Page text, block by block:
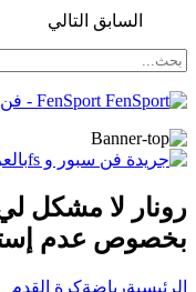
السابق التالي
FenSport - فن و رياضة و مجتمع و سياسة
رونار لا مشكل
بخصوص عدم
الرئيسيةرياضةكرة القدم